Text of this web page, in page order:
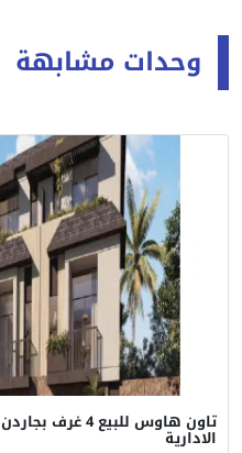
وحدات مشابهة
تاون هاوس
الادارية